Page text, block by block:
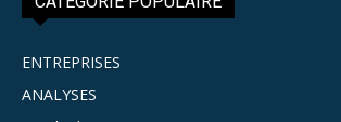
ENTREPRISES
ANALYSES